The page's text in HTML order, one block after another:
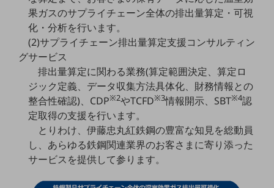
モビリティ
製造・建設業
キーワードで探す
モバイルTOP
法人向けスマホ・携帯に関する、
おすすめの機種、料金やサービスをご紹介
製品TOP
ビジネス向けスマートフォン
果ガスのサプライチェーン全体の排出量算定・可視
化・分析を行います。
(2)サプライチェーン排出量算定支援コンサルティン
グサービス
排出量算定に関わる業務(算定範囲決定、算定ロ
ジック定義、データ収集方法具体化、財務情報との
整合性確認)、CDP※2やTCFD※3情報開示、SBT※4認
定取得の支援を行います。
とりわけ、伊藤忠丸紅鉄鋼の豊富な知見を総動員
し、あらゆる鉄鋼関連業界のお客さまに寄り添った
サービスを提供して参ります。